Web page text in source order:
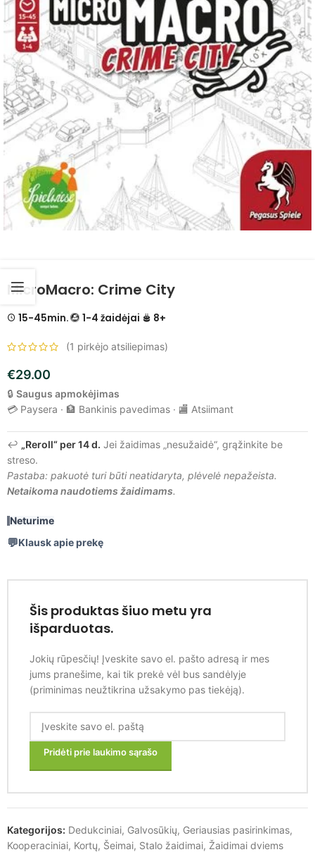
MicroMacro: Crime City
15-45min. 1-4 žaidėjai 8+
(1 pirkėjo atsiliepimas)
€29.00
🔒 Saugus apmokėjimas
💳 Paysera · 🏦 Bankinis pavedimas · 🏬 Atsiimant
↩️ „Reroll“ per 14 d. Jei žaidimas „nesužaidė“, grąžinkite be
streso.
Pastaba: pakuotė turi būti neatidaryta, plėvelė nepažeista.
Netaikoma naudotiems žaidimams.
Neturime
Klausk apie prekę
Šis produktas šiuo metu yra
išparduotas.
Jokių rūpesčių! Įveskite savo el. pašto adresą ir mes
jums pranešime, kai tik prekė vėl bus sandėlyje
(priminimas neužtikrina užsakymo pas tiekėją).
Pridėti prie laukimo sąrašo
Kategorijos: Dedukciniai, Galvosūkių, Geriausias pasirinkimas,
Kooperaciniai, Kortų, Šeimai, Stalo žaidimai, Žaidimai dviems